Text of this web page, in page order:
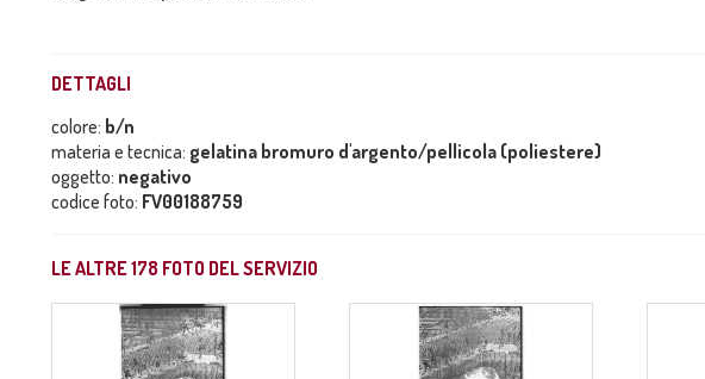
DETTAGLI
colore: b/n
materia e tecnica: gelatina bromuro d'argento/pellicola (poliestere)
oggetto: negativo
codice foto: FV00188759
LE ALTRE178 FOTO DEL SERVIZIO